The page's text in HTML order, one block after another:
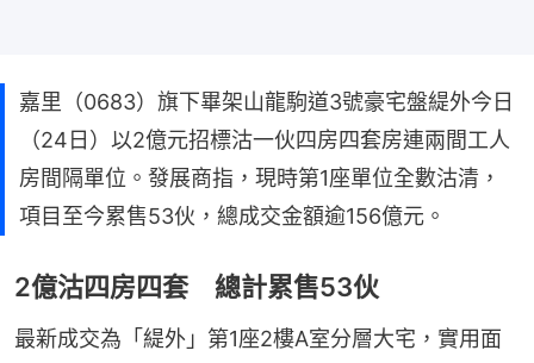
嘉里（0683）旗下畢架山龍駒道3號豪宅盤緹外今日
（24日）以2億元招標沽一伙四房四套房連兩間工人
房間隔單位。發展商指，現時第1座單位全數沽清，
項目至今累售53伙，總成交金額逾156億元。
2億沽四房四套 總計累售53伙
最新成交為「緹外」第1座2樓A室分層大宅，實用面